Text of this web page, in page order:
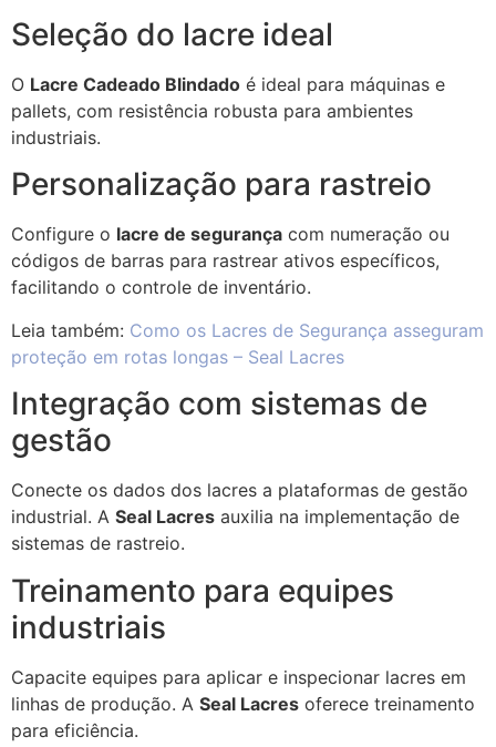
Seleção do lacre ideal
O Lacre Cadeado Blindado é ideal para máquinas e
pallets, com resistência robusta para ambientes
industriais.
Personalização para rastreio
Configure o lacre de segurança com numeração ou
códigos de barras para rastrear ativos específicos,
facilitando o controle de inventário.
Leia também: Como os Lacres de Segurança asseguram
proteção em rotas longas – Seal Lacres
Integração com sistemas de
gestão
Conecte os dados dos lacres a plataformas de gestão
industrial. A Seal Lacres auxilia na implementação de
sistemas de rastreio.
Treinamento para equipes
industriais
Capacite equipes para aplicar e inspecionar lacres em
linhas de produção. A Seal Lacres oferece treinamento
para eficiência.